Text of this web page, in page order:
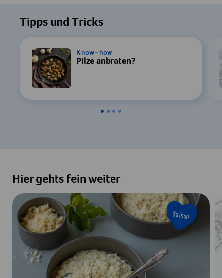
Tipps und Tricks
Know-how
Pilze anbraten?
Hier gehts fein weiter
Saison